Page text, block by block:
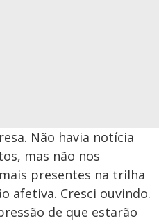
Não havia notícia
mas não nos
presentes na trilha
afetiva. Cresci ouvindo.
de que estarão